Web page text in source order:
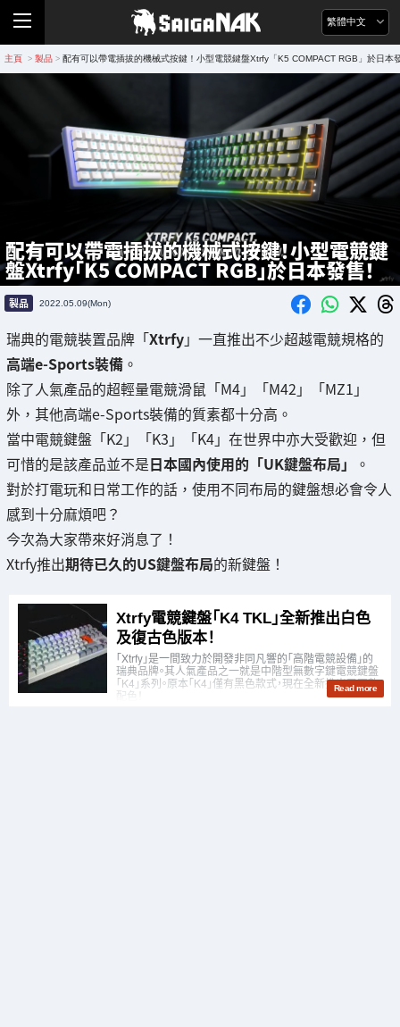
繁體中文
主頁 > 製品 > 配有可以帶電插拔的機械式按鍵！小型電競鍵盤Xtrfy「K5 COMPACT RGB」於日本
配有可以帶電插拔的機械式按鍵！小型電競鍵
盤Xtrfy「K5 COMPACT RGB」於日本發售！
製品 2022.05.09(Mon)
瑞典的電競裝置品牌「Xtrfy」一直推出不少超越電競規格的
高端e-Sports裝備 。
除了人氣產品的超輕量電競滑鼠「M4」「M42」「MZ1」
外，其他高端e-Sports裝備的質素都十分高。
當中電競鍵盤「K2」「K3」「K4」在世界中亦大受歡迎，但
可惜的是該產品並不是日本國內使用的「UK鍵盤布局」
。
對於打電玩和日常工作的話，使用不同布局的鍵盤想必會令人
感到十分麻煩吧？
今次為大家帶來好消息了！
Xtrfy推出期待已久的US鍵盤布局的新鍵盤！